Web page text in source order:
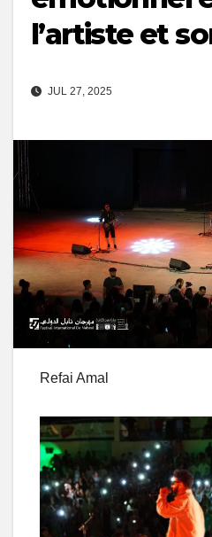
l’artiste et
JUL 27, 2025
Refai Amal